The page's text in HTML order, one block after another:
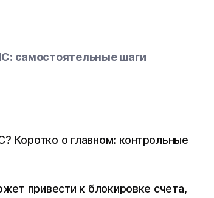
самостоятельные шаги
Коротко о главном: контрольные
привести к блокировке счета,